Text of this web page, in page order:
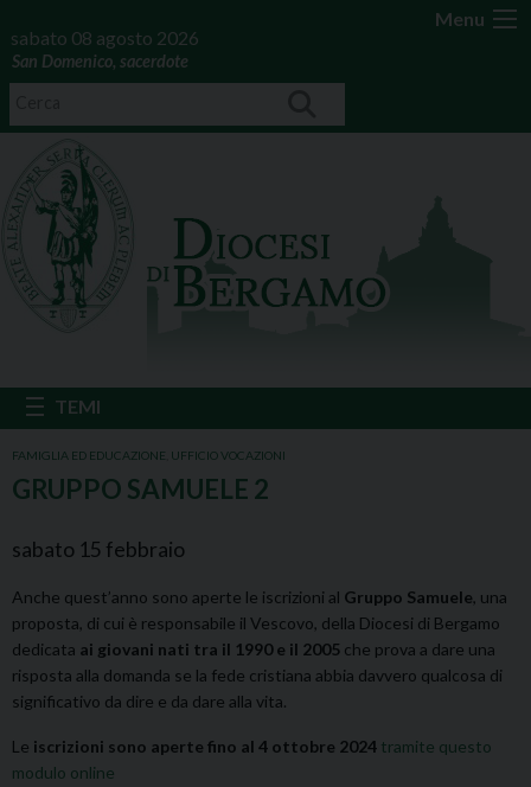
Menu
sabato 08 agosto 2026
San Domenico, sacerdote
FAMIGLIA ED EDUCAZIONE UFFICIO VOCAZIONI
GRUPPO SAMUELE 2
sabato 15 febbraio
Anche quest’anno sono aperte le iscrizioni al Gruppo Samuele , una
proposta, di cui è responsabile il Vescovo, della Diocesi di Bergamo
dedicata ai giovani nati tra il 1990 e il 2005 che prova a dare una
risposta alla domanda se la fede cristiana abbia davvero qualcosa di
significativo da dire e da dare alla vita.
Le iscrizioni sono aperte fino al 4 ottobre 2024 tramite questo
modulo online